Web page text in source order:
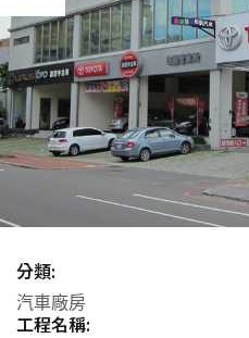
分類:
汽車廠房
工程名稱: